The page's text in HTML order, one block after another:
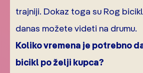
trajniji. Dokaz toga su Rog
danas možete videti na drumu.
Koliko vremena je potrebno
bicikl po želji kupca?